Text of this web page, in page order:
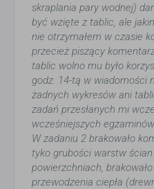
skraplania pary wodnej)
być wzięte z tablic, ale
nie otrzymałem w czasie
przecież piszący
tablic wolno mu było
godz. 14-tą w wiadomości
żadnych wykresów ani
zadań przesłanych mi
wcześniejszych
W zadaniu 2 brakowało
tyko grubości warstw
powierzchniach,
przewodzenia ciepła